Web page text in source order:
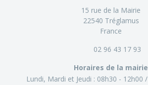
15 rue de la Mairie
22540 Tréglamus
France
02 96 43 17 93
Horaires de la mairie
Lundi, Mardi et Jeudi : 08h30 - 12h00